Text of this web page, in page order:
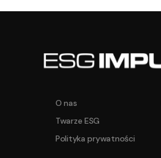
O nas
Twarze ESG
Polityka prywatności